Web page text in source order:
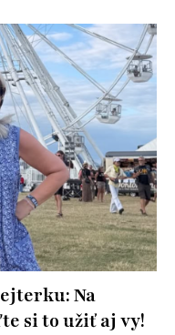
Na
si to užiť aj vy!